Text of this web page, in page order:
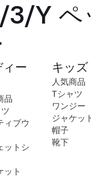
Y ペ
ィー
品
ィブウ
ットシ
ット
キッズ
人気商品
Tシャツ
ワンジー
ジャケッ
帽子
靴下